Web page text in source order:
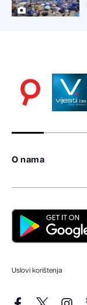
O nama
Uslovi korištenja